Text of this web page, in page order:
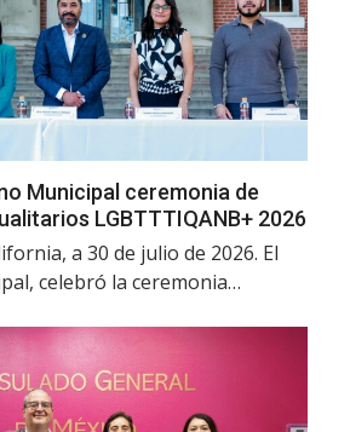
Municipal ceremonia de
LGBTTTIQANB+ 2026
a 30 de julio de 2026. El
celebró la ceremonia…